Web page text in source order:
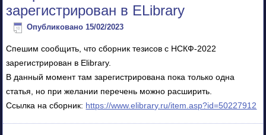
зарегистрирован в ELibrary
Опубликовано 15/02/2023
Спешим сообщить, что сборник тезисов с НСКФ-2022
зарегистрирован в Elibrary.
В данный момент там зарегистрирована пока только одна
статья, но при желании перечень можно расширить.
Ссылка на сборник: https://www.elibrary.ru/item.asp?id=50227912